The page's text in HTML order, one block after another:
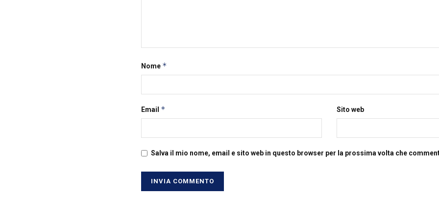
Nome *
Email * Sito web
Salva il mio nome, email e sito web in questo browser per la prossima volta che